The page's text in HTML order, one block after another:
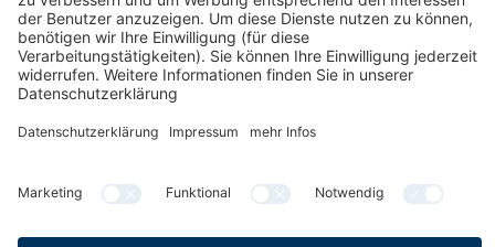
Nachhaltigkeit
Newsletter
LinkedIn
XINGInstagram
YouTubeFacebook